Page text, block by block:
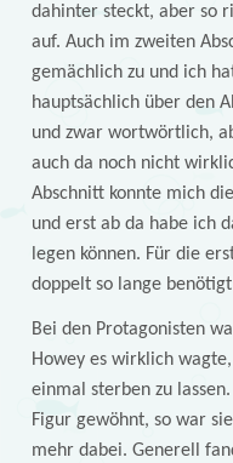
dahinter steckt, aber so
auf. Auch im zweiten
gemächlich zu und ich
hauptsächlich über den
und zwar wortwörtlich,
auch da noch nicht
Abschnitt konnte mich
und erst ab da habe ich
legen können. Für die
doppelt so lange
Bei den Protagonisten
Howey es wirklich
einmal sterben zu
Figur gewöhnt, so war
mehr dabei. Generell